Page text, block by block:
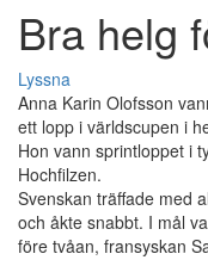
Bra helg
Lyssna
Anna Karin Olofsson
ett lopp i världscupen i
Hon vann sprintloppet i
Hochfilzen.
Svenskan träffade med
och åkte snabbt. I mål
före tvåan, fransyskan